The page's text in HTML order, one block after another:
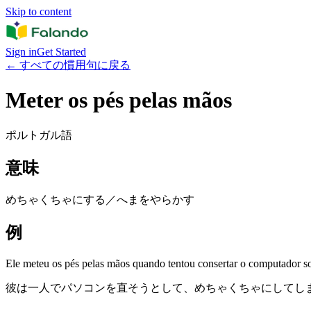
Skip to content
Sign inGet Started
← すべての慣用句に戻る
Meter os pés pelas mãos
ポルトガル語
意味
めちゃくちゃにする／へまをやらかす
例
Ele meteu os pés pelas mãos quando tentou consertar o computador
彼は一人でパソコンを直そうとして、めちゃくちゃにしてし